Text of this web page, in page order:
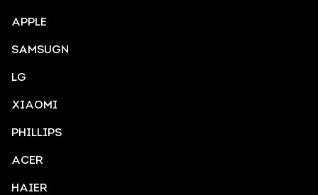
APPLE
SAMSUGN
LG
XIAOMI
PHILLIPS
ACER
HAIER